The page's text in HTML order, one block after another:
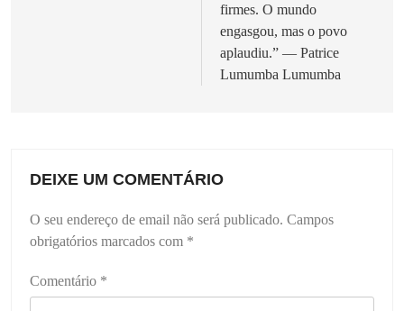
firmes. O mundo
engasgou, mas o povo
aplaudiu.” — Patrice
Lumumba Lumumba
DEIXE UM COMENTÁRIO
O seu endereço de email não será publicado. Campos
obrigatórios marcados com *
Comentário *